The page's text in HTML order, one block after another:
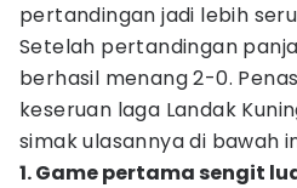
pertandingan jadi lebih
Setelah pertandingan
berhasil menang 2-0.
keseruan laga Landak
simak ulasannya di bawah
1. Game pertama sengit